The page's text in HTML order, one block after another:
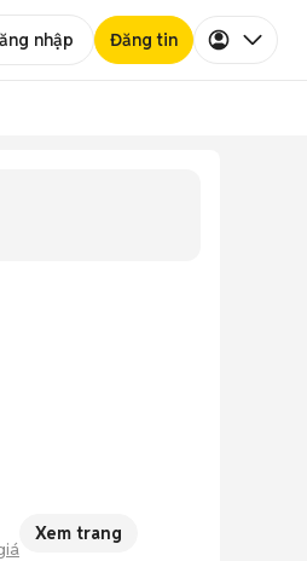
nhập Đăng tin
Xem trang